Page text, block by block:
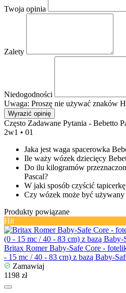
Twoja opinia
Zalety
Niedogodności
Uwaga: Proszę nie używać znaków
Wyrazić opinię
Często Zadawane Pytania - Bebetto
2w1 • 01
Jaka jest waga spacerowka
Ile waży wózek dziecięcy
Do ilu kilogramów
Pascal?
W jaki sposób czyścić
Czy wózek może być
Produkty powiązane
Hit
Britax Romer Baby-Safe Core -
- 15 mc / 40 - 83 cm) z bazą Baby-
Zamawiaj
1198 zł